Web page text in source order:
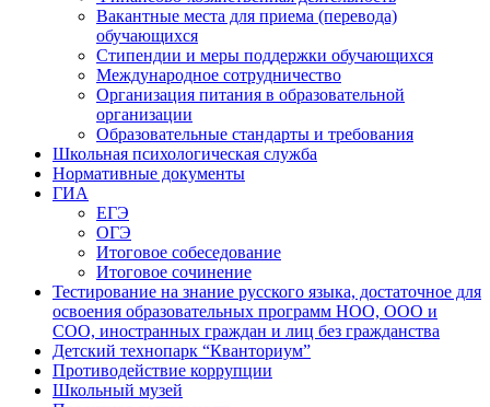
Вакантные места для приема (перевода)
обучающихся
Стипендии и меры поддержки обучающихся
Международное сотрудничество
Организация питания в образовательной
организации
Образовательные стандарты и требования
Школьная психологическая служба
Нормативные документы
ГИА
ЕГЭ
ОГЭ
Итоговое собеседование
Итоговое сочинение
Тестирование на знание русского языка, достаточное для
освоения образовательных программ НОО, ООО и
СОО, иностранных граждан и лиц без гражданства
Детский технопарк “Кванториум”
Противодействие коррупции
Школьный музей